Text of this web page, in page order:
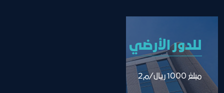
للدور الأرضي
مبلغ 1000 ريال/م2